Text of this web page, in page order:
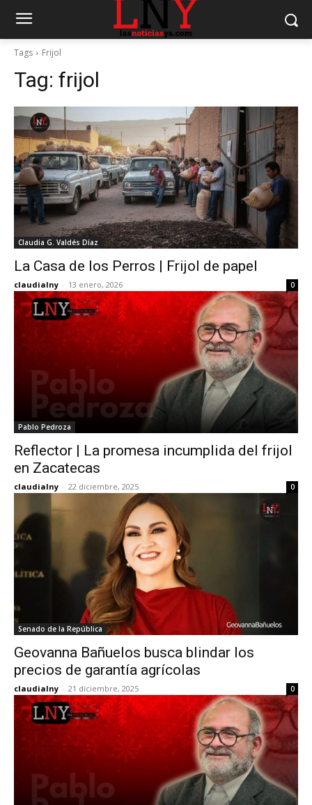
Tags Frijol
Tag: frijol
Claudia G. Valdés Díaz
La Casa de los Perros | Frijol de papel
claudialny - 13 enero, 2026 0
Pablo Pedroza
Reflector | La promesa incumplida del frijol
en Zacatecas
claudialny - 22 diciembre, 2025 0
Senado de la República
Geovanna Bañuelos busca blindar los
precios de garantía agrícolas
claudialny - 21 diciembre, 2025 0